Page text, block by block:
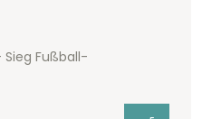
Sieg Fußball-